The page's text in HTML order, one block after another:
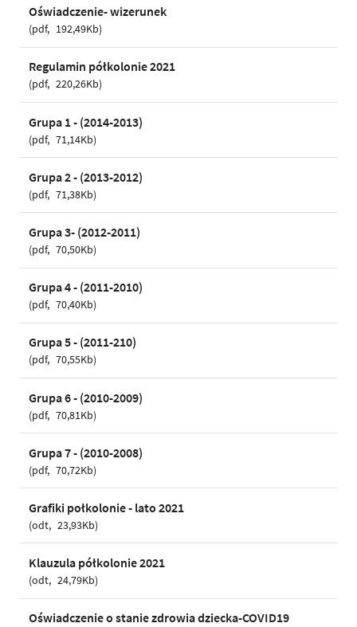
Oświadczenie- wizerunek
pdf 192,49Kb
Regulamin półkolonie 2021
pdf 220,26Kb
Grupa 1 - (2014-2013)
pdf 71,14Kb
Grupa 2 - (2013-2012)
pdf 71,38Kb
Grupa 3- (2012-2011)
pdf 70,50Kb
Grupa 4 - (2011-2010)
pdf 70,40Kb
Grupa 5 - (2011-210)
pdf 70,55Kb
Grupa 6 - (2010-2009)
pdf 70,81Kb
Grupa 7 - (2010-2008)
pdf 70,72Kb
Grafiki połkolonie - lato 2021
odt 23,93Kb
Klauzula półkolonie 2021
odt 24,79Kb
Oświadczenie o stanie zdrowia dziecka-COVID19